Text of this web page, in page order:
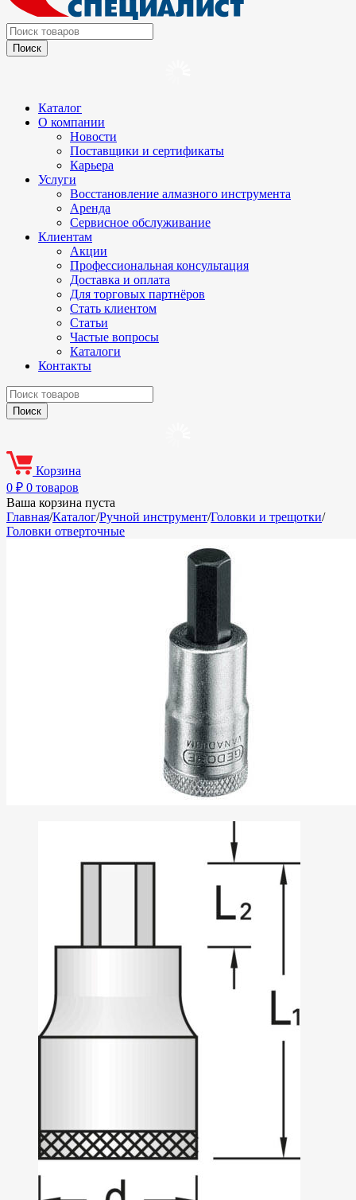
Каталог
О компании
Новости
Поставщики и сертификаты
Карьера
Услуги
Восстановление алмазного инструмента
Аренда
Сервисное обслуживание
Клиентам
Акции
Профессиональная консультация
Доставка и оплата
Для торговых партнёров
Стать клиентом
Статьи
Частые вопросы
Каталоги
Контакты
Корзина
0 ₽ 0 товаров
Ваша корзина пуста
Главная/Каталог/Ручной инструмент/Головки и трещотки/
Головки отверточные